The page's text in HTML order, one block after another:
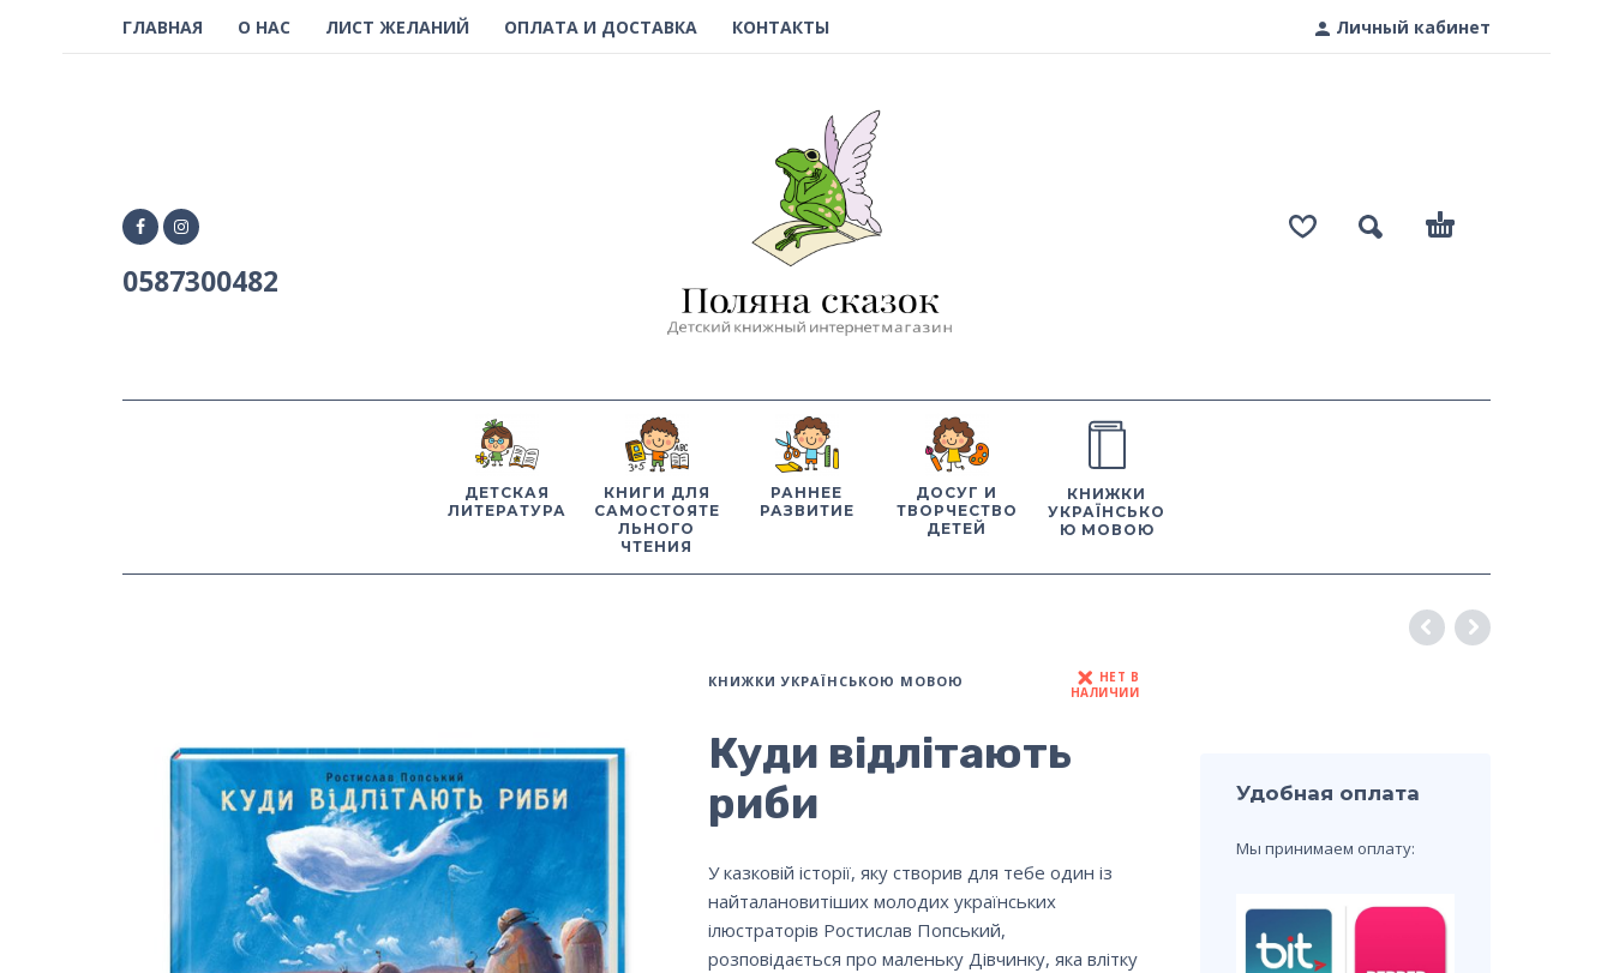
Личный кабинет
ГЛАВНАЯ О НАС ЛИСТ ЖЕЛАНИЙ ОПЛАТА И ДОСТАВКА КОНТАКТЫ
0587300482
ДЕТСКАЯ
ЛИТЕРАТУРА
КНИГИ ДЛЯ
САМОСТОЯТЕ
ЛЬНОГО
ЧТЕНИЯ
РАННЕЕ
РАЗВИТИЕ
ДОСУГ И
ТВОРЧЕСТВО
ДЕТЕЙ
КНИЖКИ
УКРАЇНСЬКО
Ю МОВОЮ
КНИЖКИ УКРАЇНСЬКОЮ МОВОЮ
НЕТ В
НАЛИЧИИ
Куди відлітають
риби
У казковій історії, яку створив для тебе один із
найталановитіших молодих українських
ілюстраторів Ростислав Попський,
розповідається про маленьку Дівчинку, яка влітку
Удобная оплата
Мы принимаем оплату: